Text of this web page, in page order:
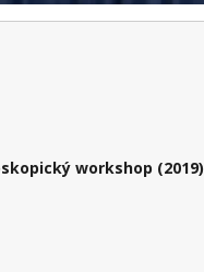
workshop (2019)